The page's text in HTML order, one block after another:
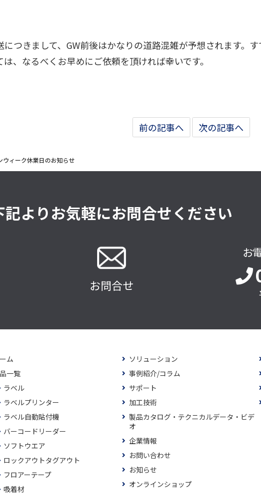
につきまして、GW前後はかなりの道路混雑が予想されます。
は、なるべくお早めにご依頼を頂ければ幸いです。
前の記事へ 次の記事へ
ウィーク休業日のお知らせ
記よりお気軽にお問合せください
お問合せ
お
ム
一覧
ラベル
ラベルプリンター
ラベル自動貼付機
バーコードリーダー
ソフトウエア
ロックアウトタグアウト
フロアーテープ
吸着材
ソリューション
事例紹介/コラム
サポート
加工技術
製品カタログ・テクニカルデータ・ビデ
オ
企業情報
お問い合わせ
お知らせ
オンラインショップ